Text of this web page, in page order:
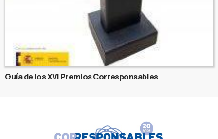
Guía de los XVI Premios Corresponsables